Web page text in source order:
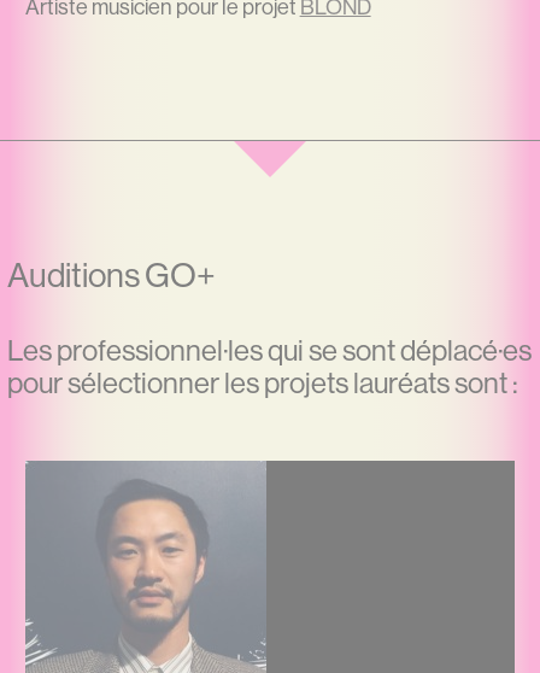
Artiste musicien pour le projet BLOND
Auditions GO+
Les professionnel·les qui se sont déplacé·es
pour sélectionner les projets lauréats sont :